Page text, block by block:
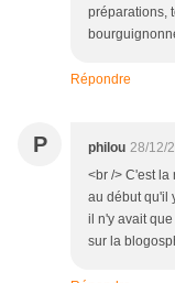
préparations,
Répondre
P philou 28/12/
<br /> C'est la
au début qu'il
il n'y avait
sur la